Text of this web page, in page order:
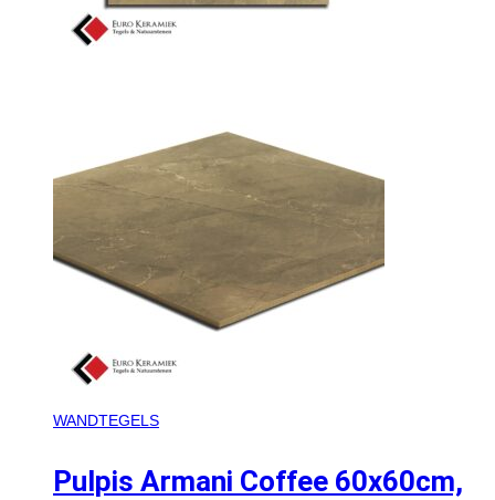
WANDTEGELS
Pulpis Armani Coffee 60x60cm,